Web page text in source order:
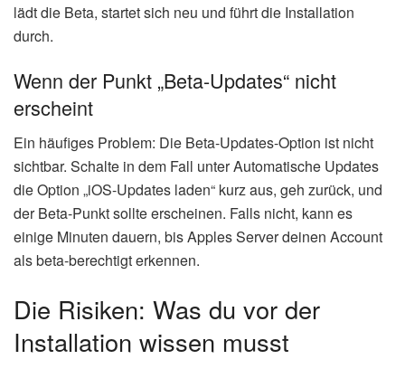
lädt die Beta, startet sich neu und führt die Installation
durch.
Wenn der Punkt „Beta-Updates“ nicht
erscheint
Ein häufiges Problem: Die Beta-Updates-Option ist nicht
sichtbar. Schalte in dem Fall unter Automatische Updates
die Option „iOS-Updates laden“ kurz aus, geh zurück, und
der Beta-Punkt sollte erscheinen. Falls nicht, kann es
einige Minuten dauern, bis Apples Server deinen Account
als beta-berechtigt erkennen.
Die Risiken: Was du vor der
Installation wissen musst